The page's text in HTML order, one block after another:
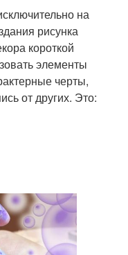
на
рисунка
короткой
элементы
черты,
от других. Это: